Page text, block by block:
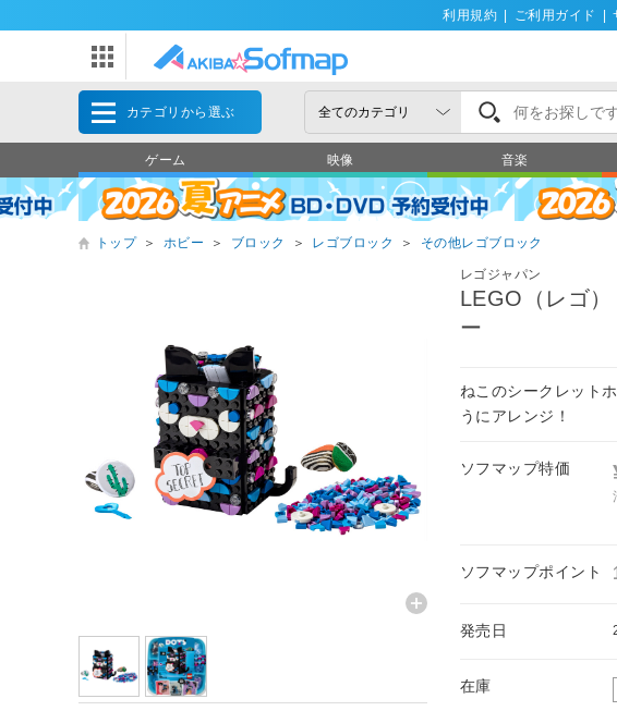
利用規約 ご利用ガイド
カテゴリから選ぶ
ゲーム 映像 音楽
トップ ＞ ホビー ＞ ブロック ＞ レゴブロック ＞ その他レゴブロック
レゴジャパン
LEGO（レゴ
ー
ねこのシークレット
うにアレンジ！
ソフマップ特価
ソフマップポイント
発売日
在庫